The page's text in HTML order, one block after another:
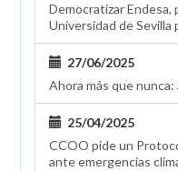
Democratizar
Universidad de Sevilla
27/06/2025
Ahora más que
25/04/2025
CCOO pide un
ante emergencias